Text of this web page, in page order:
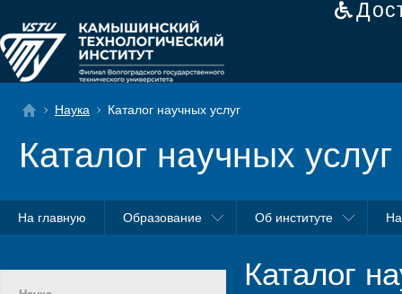
Наука Каталог научных услуг
Каталог научных услуг
На главную Образование Об институте
Каталог